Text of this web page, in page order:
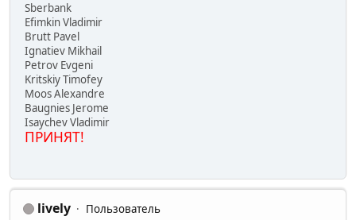
Sberbank
Efimkin Vladimir
Brutt Pavel
Ignatiev Mikhail
Petrov Evgeni
Kritskiy Timofey
Moos Alexandre
Baugnies Jerome
Isaychev Vladimir
ПРИНЯТ!
lively Пользователь